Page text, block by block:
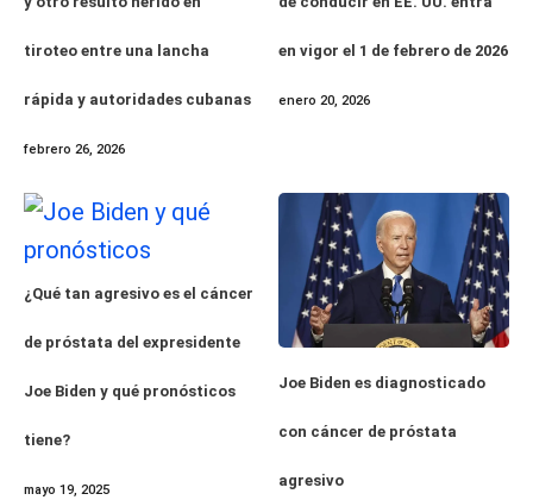
tiroteo entre una lancha
rápida y autoridades cubanas
febrero 26, 2026
en vigor el 1 de febrero de 2026
enero 20, 2026
¿Qué tan agresivo es el cáncer
de próstata del expresidente
Joe Biden y qué pronósticos
tiene?
mayo 19, 2025
Joe Biden es diagnosticado
con cáncer de próstata
agresivo